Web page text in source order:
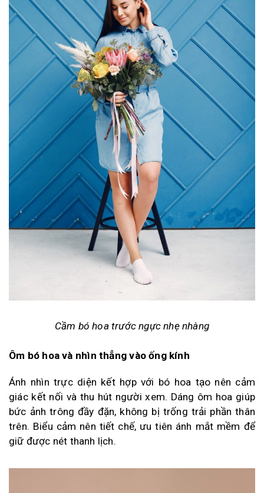
Cầm bó hoa trước ngực nhẹ nhàng
Ôm bó hoa và nhìn thẳng vào ống kính
Ánh nhìn trực diện kết hợp với bó hoa tạo nên cảm
giác kết nối và thu hút người xem. Dáng ôm hoa giúp
bức ảnh trông đầy đặn, không bị trống trải phần thân
trên. Biểu cảm nên tiết chế, ưu tiên ánh mắt mềm để
giữ được nét thanh lịch.